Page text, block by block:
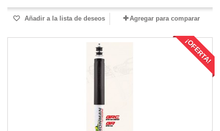
Añadir a la lista de deseos Agregar para comparar
¡OFERTA!